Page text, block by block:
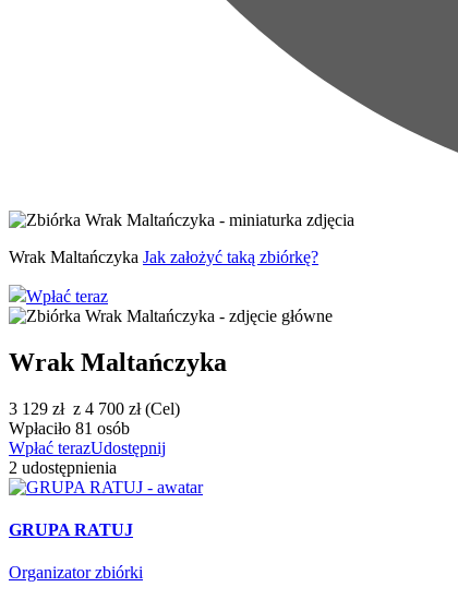
Wrak Maltańczyka Jak założyć taką zbiórkę?
Wpłać teraz
Wrak Maltańczyka
3 129 zł z 4 700 zł (Cel)
Wpłaciło 81 osób
Wpłać terazUdostępnij
2 udostępnienia
GRUPA RATUJ
Organizator zbiórki